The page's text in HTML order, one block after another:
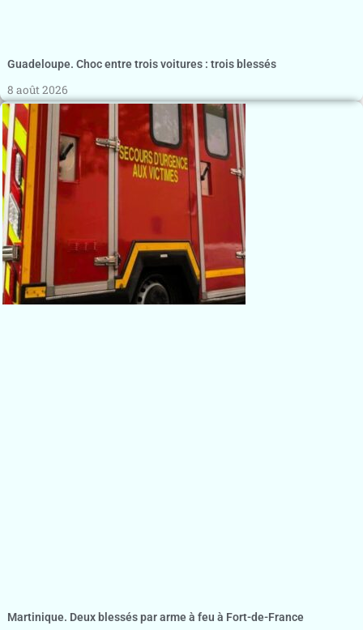
Guadeloupe. Choc entre trois voitures : trois blessés
8 août 2026
Martinique. Deux blessés par arme à feu à Fort-de-France